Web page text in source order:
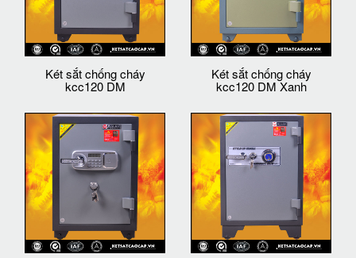
Két sắt chống cháy
kcc120 DM
Két sắt chống cháy
kcc120 DM Xanh